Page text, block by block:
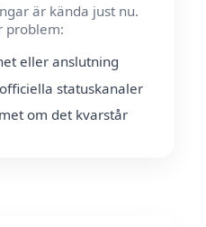
är kända just nu.
problem:
eller anslutning
statuskanaler
om det kvarstår